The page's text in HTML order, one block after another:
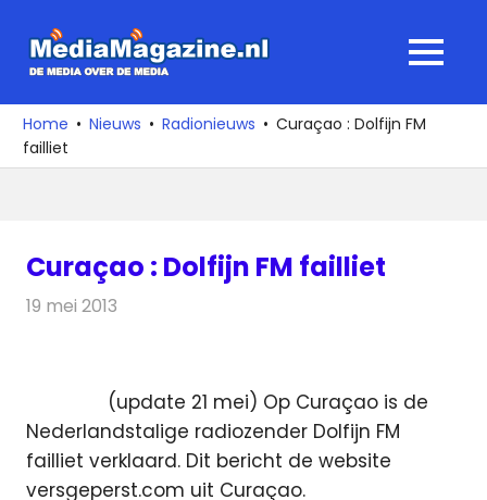
naar
media
over
de
MENU
Home Nieuws Radionieuws
Curaçao : Dolfijn FM
failliet
Curaçao : Dolfijn FM failliet
19 mei 2013
(update 21 mei) Op Curaçao is de
Nederlandstalige radiozender Dolfijn FM
failliet verklaard. Dit bericht de website
versgeperst.com uit Curaçao.